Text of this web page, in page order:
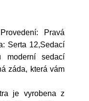
Pravá
Serta 12,Sedací
moderní sedací
záda, která vám
je vyrobena z